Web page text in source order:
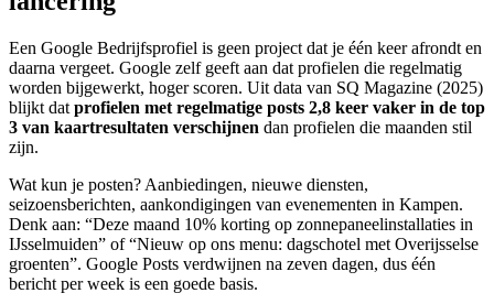
Een Google Bedrijfsprofiel is geen project dat je één keer afrondt en
daarna vergeet. Google zelf geeft aan dat profielen die regelmatig
worden bijgewerkt, hoger scoren. Uit data van SQ Magazine (2025)
blijkt dat profielen met regelmatige posts 2,8 keer vaker in de top
3 van kaartresultaten verschijnen dan profielen die maanden stil
zijn.
Wat kun je posten? Aanbiedingen, nieuwe diensten,
seizoensberichten, aankondigingen van evenementen in Kampen.
Denk aan: “Deze maand 10% korting op zonnepaneelinstallaties in
IJsselmuiden” of “Nieuw op ons menu: dagschotel met Overijsselse
groenten”. Google Posts verdwijnen na zeven dagen, dus één
bericht per week is een goede basis.